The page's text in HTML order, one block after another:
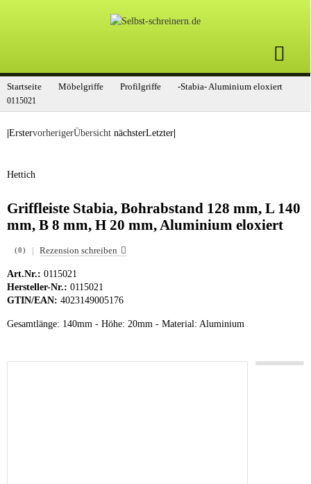
Startseite Möbelgriffe Profilgriffe
-Stabia- Aluminium eloxiert
0115021
|ErstervorherigerÜbersicht nächsterLetzter|
Hettich
Griffleiste Stabia, Bohrabstand 128 mm, L 140
mm, B 8 mm, H 20 mm, Aluminium eloxiert
(0) | Rezension schreiben
Art.Nr.: 0115021
Hersteller-Nr.: 0115021
GTIN/EAN: 4023149005176
Gesamtlänge: 140mm - Höhe: 20mm - Material: Aluminium